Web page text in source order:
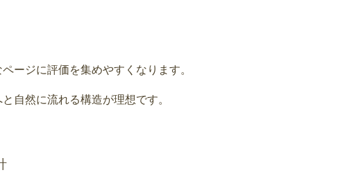
ージに評価を集めやすくなります。
自然に流れる構造が理想です。